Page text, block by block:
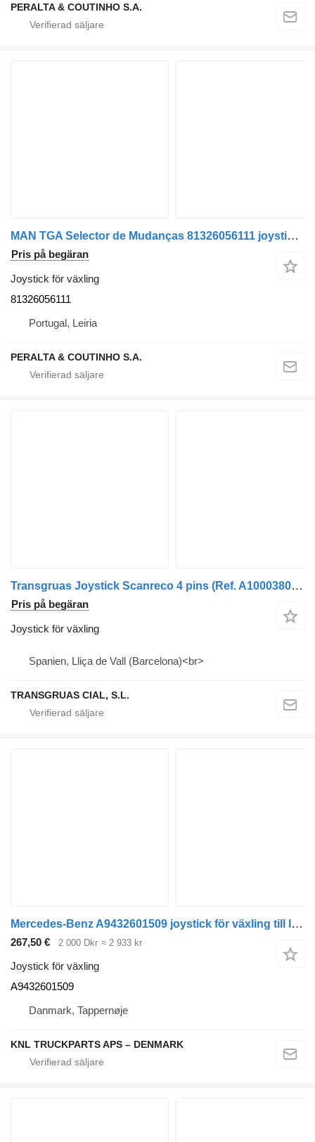
PERALTA & COUTINHO S.A.
MAN TGA Selector de Mudanças 81326056111 joystick för växling till MAN lastbil
Pris på begäran
Joystick för växling
81326056111
Portugal, Leiria
PERALTA & COUTINHO S.A.
Transgruas Joystick Scanreco 4 pins (Ref. A1000380102) joystick för växling till kranlastbil
Pris på begäran
Joystick för växling
Spanien, Lliça de Vall (Barcelona)<br>
TRANSGRUAS CIAL, S.L.
Mercedes-Benz A9432601509 joystick för växling till lastbil
267,50 € 2 000 Dkr ≈ 2 933 kr
Joystick för växling
A9432601509
Danmark, Tappernøje
KNL TRUCKPARTS APS – DENMARK